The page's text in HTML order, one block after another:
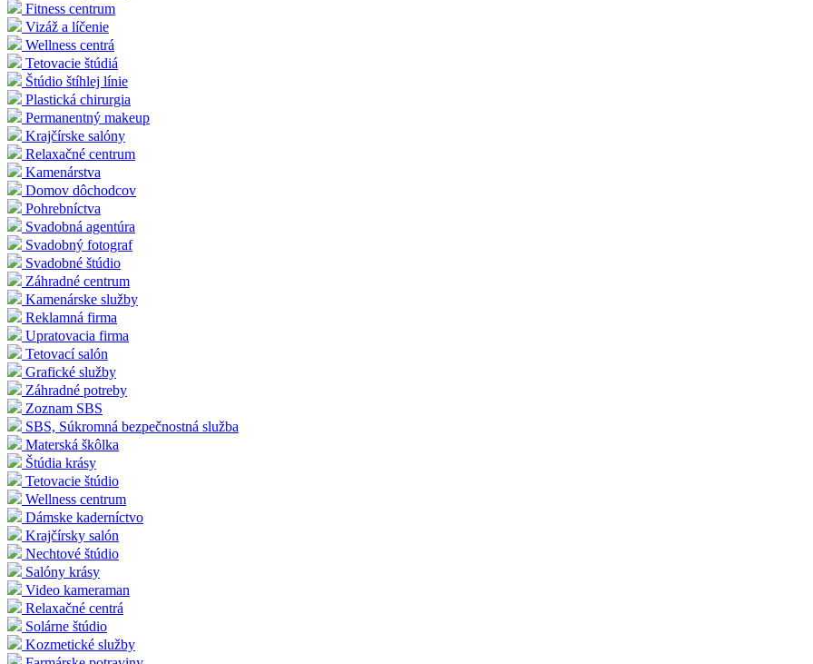
Fitness centrum
Vizáž a líčenie
Wellness centrá
Tetovacie štúdiá
Štúdio štíhlej línie
Plastická chirurgia
Permanentný makeup
Krajčírske salóny
Relaxačné centrum
Kamenárstva
Domov dôchodcov
Pohrebníctva
Svadobná agentúra
Svadobný fotograf
Svadobné štúdio
Záhradné centrum
Kamenárske služby
Reklamná firma
Upratovacia firma
Tetovací salón
Grafické služby
Záhradné potreby
Zoznam SBS
SBS, Súkromná bezpečnostná služba
Materská škôlka
Štúdia krásy
Tetovacie štúdio
Wellness centrum
Dámske kaderníctvo
Krajčírsky salón
Nechtové štúdio
Salóny krásy
Video kameraman
Relaxačné centrá
Solárne štúdio
Kozmetické služby